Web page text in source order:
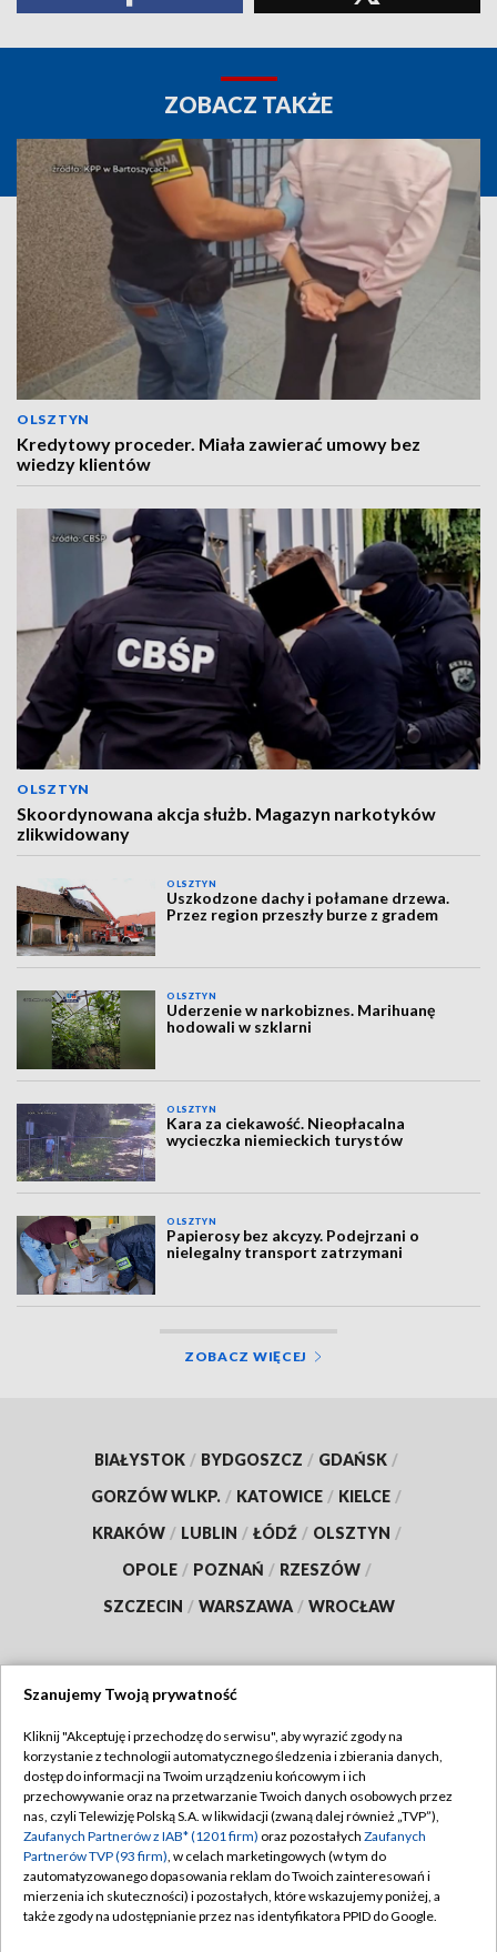
ZOBACZ TAKŻE
OLSZTYN
Kredytowy proceder. Miała zawierać umowy bez
wiedzy klientów
OLSZTYN
Skoordynowana akcja służb. Magazyn narkotyków
zlikwidowany
OLSZTYN
Uszkodzone dachy i połamane drzewa.
Przez region przeszły burze z gradem
OLSZTYN
Uderzenie w narkobiznes. Marihuanę
hodowali w szklarni
OLSZTYN
Kara za ciekawość. Nieopłacalna
wycieczka niemieckich turystów
OLSZTYN
Papierosy bez akcyzy. Podejrzani o
nielegalny transport zatrzymani
ZOBACZ WIĘCEJ
BIAŁYSTOK / BYDGOSZCZ / GDAŃSK /
GORZÓW WLKP. / KATOWICE / KIELCE /
KRAKÓW / LUBLIN / ŁÓDŹ / OLSZTYN /
OPOLE / POZNAŃ / RZESZÓW /
SZCZECIN / WARSZAWA / WROCŁAW
TVP
Abonament TVP
Emisja w TVP
Centrum informacji TVP
Naziemna Telewizja Cyfrowa
Regulamin TVP
Polityka prywatności
Moje zgody
Pomoc
Szanujemy Twoją prywatność
Kliknij "Akceptuję i przechodzę do serwisu", aby wyrazić zgody na
korzystanie z technologii automatycznego śledzenia i zbierania danych,
dostęp do informacji na Twoim urządzeniu końcowym i ich
przechowywanie oraz na przetwarzanie Twoich danych osobowych przez
nas, czyli Telewizję Polską S.A. w likwidacji (zwaną dalej również „TVP”),
Zaufanych Partnerów z IAB* (1201 firm) oraz pozostałych Zaufanych
Partnerów TVP (93 firm), w celach marketingowych (w tym do
zautomatyzowanego dopasowania reklam do Twoich zainteresowań i
mierzenia ich skuteczności) i pozostałych, które wskazujemy poniżej, a
także zgody na udostępnianie przez nas identyfikatora PPID do Google.